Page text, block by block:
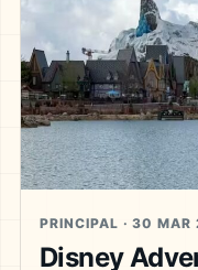
PRINCIPAL · 30
Disney